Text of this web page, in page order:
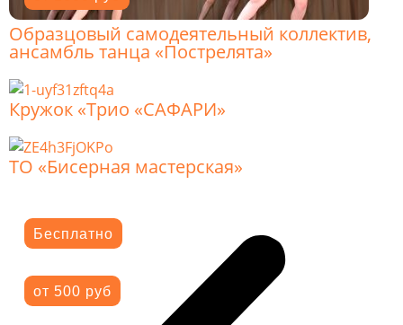
Образцовый самодеятельный коллектив,
ансамбль танца «Пострелята»
Бесплатно
Кружок «Трио «САФАРИ»
от 500 руб
ТО «Бисерная мастерская»